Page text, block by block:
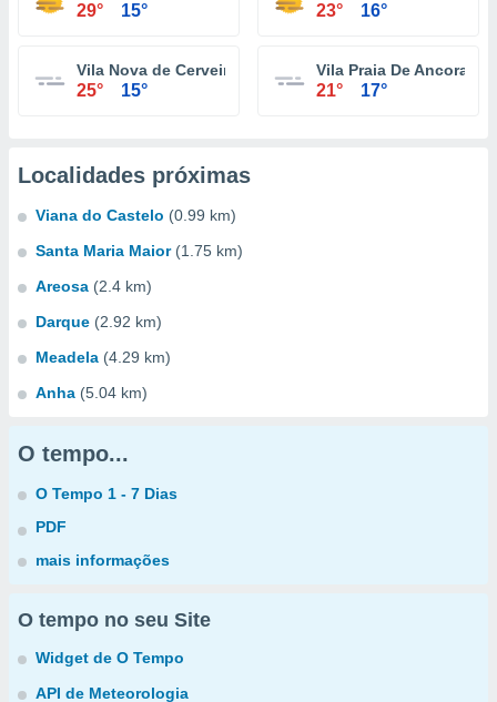
29° 15° 23° 16°
Vila Nova de Cerveira
25° 15°
Vila Praia De Ancora
21° 17°
Localidades próximas
Viana do Castelo (0.99 km)
Santa Maria Maior (1.75 km)
Areosa (2.4 km)
Darque (2.92 km)
Meadela (4.29 km)
Anha (5.04 km)
O tempo...
O Tempo 1 - 7 Dias
PDF
mais informações
O tempo no seu Site
Widget de O Tempo
API de Meteorologia